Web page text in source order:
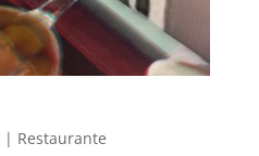
| Restaurante